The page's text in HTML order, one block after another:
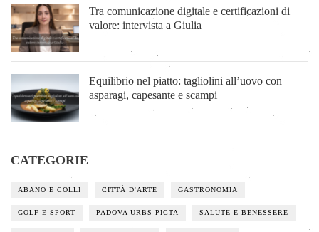
Tra comunicazione digitale e certificazioni di
valore: intervista a Giulia
Equilibrio nel piatto: tagliolini all’uovo con
asparagi, capesante e scampi
CATEGORIE
ABANO E COLLI CITTÀ D'ARTE GASTRONOMIA
GOLF E SPORT PADOVA URBS PICTA SALUTE E BENESSERE